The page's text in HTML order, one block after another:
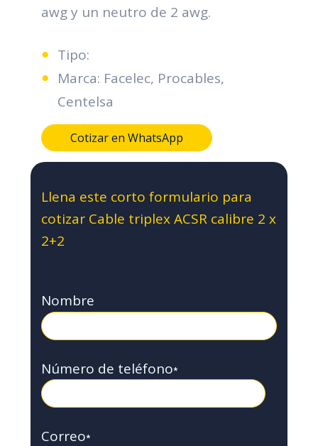
awg y un neutro de 2 awg.
Tipo:
Marca: Facelec, Procables,
Centelsa
Cotizar en WhatsApp
Llena este corto formulario para
cotizar Cable triplex ACSR calibre 2 x
2+2
Nombre
Número de teléfono*
Correo*